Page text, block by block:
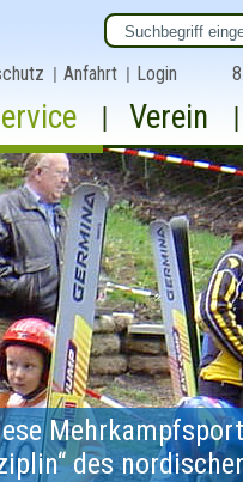
Anfahrt Login
Verein
des